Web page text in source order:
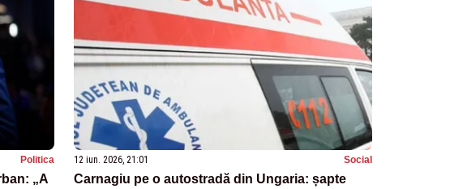
Politica
„A
12 iun. 2026, 21:01 Social
Carnagiu pe o autostradă din Ungaria: șapte